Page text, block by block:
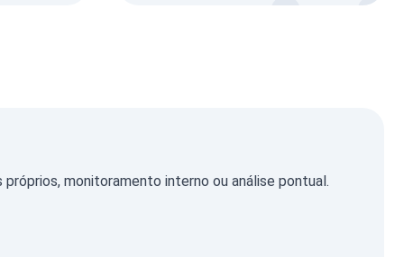
monitoramento interno ou análise pontual.